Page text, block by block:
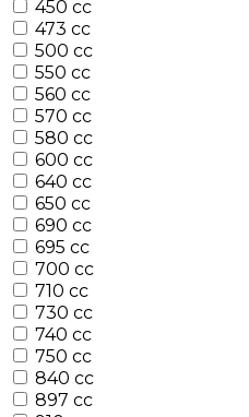
450 cc
473 cc
500 cc
550 cc
560 cc
570 cc
580 cc
600 cc
640 cc
650 cc
690 cc
695 cc
700 cc
710 cc
730 cc
740 cc
750 cc
840 cc
897 cc